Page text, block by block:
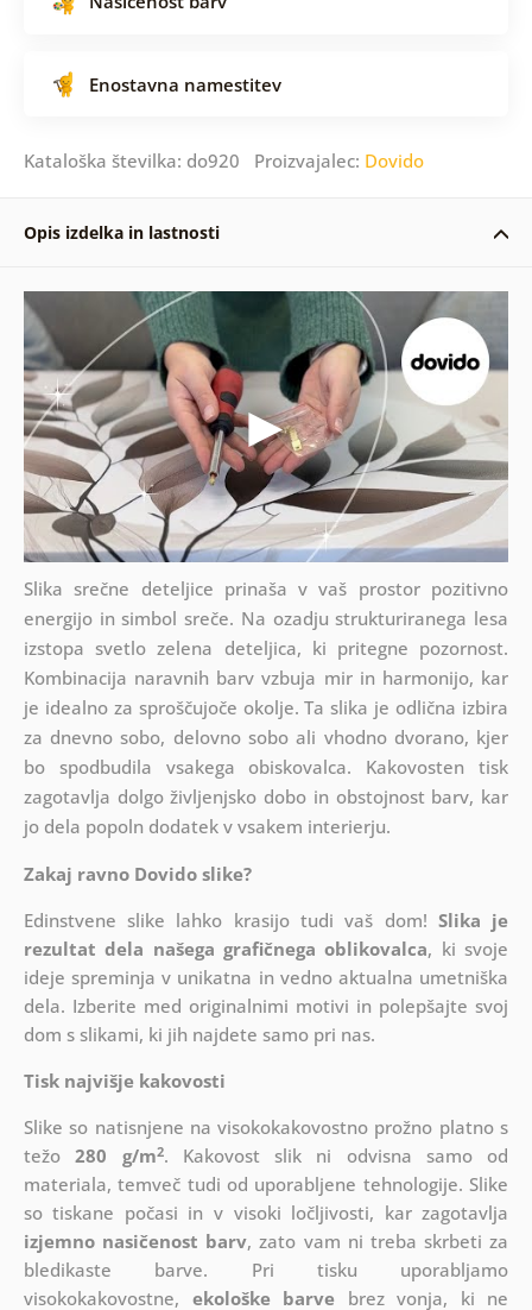
Enostavna namestitev
Kataloška številka: do920 Proizvajalec: Dovido
Opis izdelka in lastnosti
Slika srečne deteljice prinaša v vaš prostor pozitivno
energijo in simbol sreče. Na ozadju strukturiranega lesa
izstopa svetlo zelena deteljica, ki pritegne pozornost.
Kombinacija naravnih barv vzbuja mir in harmonijo, kar
je idealno za sproščujoče okolje. Ta slika je odlična izbira
za dnevno sobo, delovno sobo ali vhodno dvorano, kjer
bo spodbudila vsakega obiskovalca. Kakovosten tisk
zagotavlja dolgo življenjsko dobo in obstojnost barv, kar
jo dela popoln dodatek v vsakem interierju.
Zakaj ravno Dovido slike?
Edinstvene slike lahko krasijo tudi vaš dom! Slika je
rezultat dela našega grafičnega oblikovalca, ki svoje
ideje spreminja v unikatna in vedno aktualna umetniška
dela. Izberite med originalnimi motivi in polepšajte svoj
dom s slikami, ki jih najdete samo pri nas.
Tisk najvišje kakovosti
Slike so natisnjene na visokokakovostno prožno platno s
težo280 g/m2. Kakovost slik ni odvisna samo od
materiala, temveč tudi od uporabljene tehnologije. Slike
so tiskane počasi in v visoki ločljivosti, kar zagotavlja
izjemno nasičenost barv, zato vam ni treba skrbeti za
bledikaste barve. Pri tisku uporabljamo
visokokakovostne, ekološke barve brez vonja, ki ne